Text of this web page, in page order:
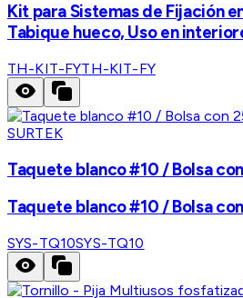
Kit para Sistemas de Fijación
Tabique hueco, Uso en
TH-KIT-FYTH-KIT-FY
SURTEK
Taquete blanco #10 / Bolsa
Taquete blanco #10 / Bolsa
SYS-TQ10SYS-TQ10